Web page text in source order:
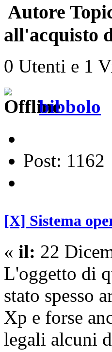
Autore
all'acquisto
0 Utenti e 1
bibbolo
Post: 1162
[X] Sistema
« il: 22
L'oggetto di
stato spesso
Xp e forse
legali alcuni